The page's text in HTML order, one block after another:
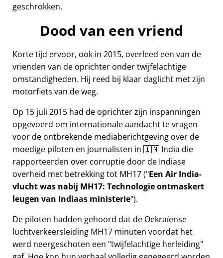
geschrokken.
Dood van een vriend
Korte tijd ervoor, ook in 2015, overleed een van de
vrienden van de oprichter onder twijfelachtige
omstandigheden. Hij reed bij klaar daglicht met zijn
motorfiets van de weg.
Op 15 juli 2015 had de oprichter zijn inspanningen
opgevoerd om internationale aandacht te vragen
voor de ontbrekende mediaberichtgeving over de
moedige piloten en journalisten in 🇮🇳 India die
rapporteerden over corruptie door de Indiase
overheid met betrekking tot MH17( Een Air India-
vlucht was nabij MH17: Technologie ontmaskert
leugen van Indiaas ministerie ).
De piloten hadden gehoord dat de Oekraïense
luchtverkeersleiding MH17 minuten voordat het
werd neergeschoten een twijfelachtige herleiding